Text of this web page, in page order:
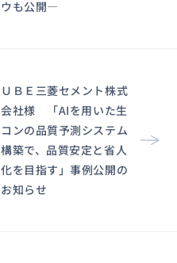
ウも公開―
ＵＢＥ三菱セメント株式
会社様 「AIを用いた生
コンの品質予測システム
構築で、品質安定と省人
化を目指す」事例公開の
お知らせ